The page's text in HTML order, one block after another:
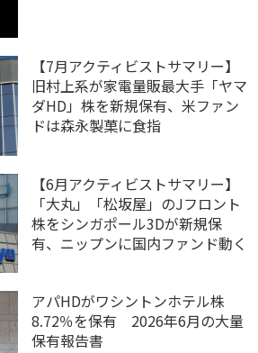
【7月アクティビストサマリー】
旧村上系が家電量販最大手「ヤマ
ダHD」株を新規保有、米ファン
ドは森永製菓に食指
【6月アクティビストサマリー】
「大丸」「松坂屋」のJフロント
株をシンガポール3Dが新規保
有、ニップンに国内ファンド動く
アパHDがワシントンホテル株
8.72％を保有 2026年6月の大量
保有報告書